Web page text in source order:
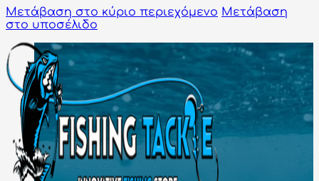
Μετάβαση στο κύριο περιεχόμενο Μετάβαση
στο υποσέλιδο